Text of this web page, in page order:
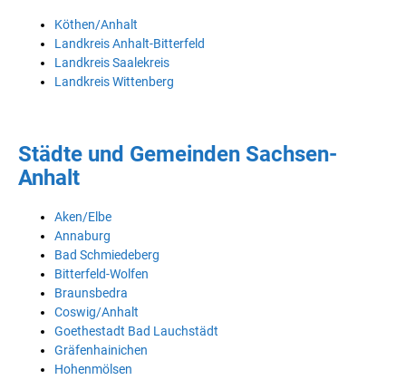
Köthen/Anhalt
Landkreis Anhalt-Bitterfeld
Landkreis Saalekreis
Landkreis Wittenberg
Städte und Gemeinden Sachsen-
Anhalt
Aken/Elbe
Annaburg
Bad Schmiedeberg
Bitterfeld-Wolfen
Braunsbedra
Coswig/Anhalt
Goethestadt Bad Lauchstädt
Gräfenhainichen
Hohenmölsen